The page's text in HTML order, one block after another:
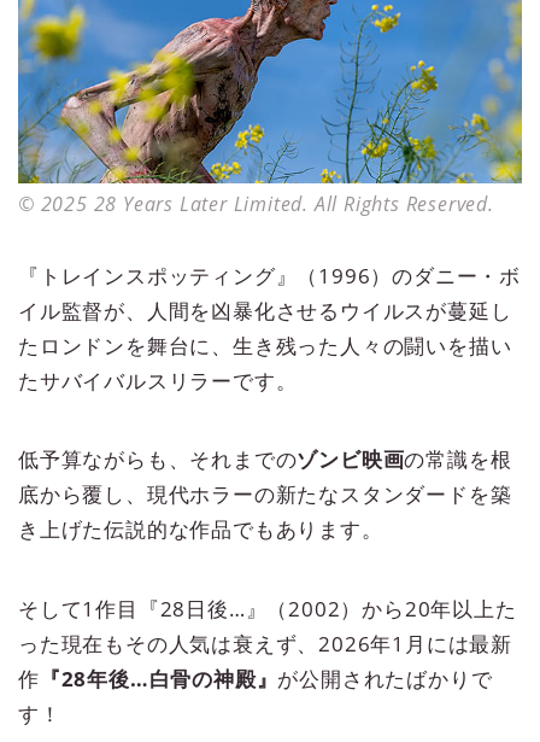
© 2025 28 Years Later Limited. All Rights Reserved.
『トレインスポッティング』（1996）のダニー・ボ
イル監督が、人間を凶暴化させるウイルスが蔓延し
たロンドンを舞台に、生き残った人々の闘いを描い
たサバイバルスリラーです。
低予算ながらも、それまでのゾンビ映画の常識を根
底から覆し、現代ホラーの新たなスタンダードを築
き上げた伝説的な作品でもあります。
そして1作目『28日後…』（2002）から20年以上た
った現在もその人気は衰えず、2026年1月には最新
作 『28年後…白骨の神殿』 が公開されたばかりで
す！